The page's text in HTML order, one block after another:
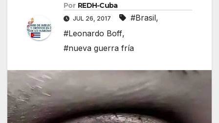
Por REDH-Cuba
JUL 26, 2017 #Brasil,
#Leonardo Boff,
#nueva guerra fría